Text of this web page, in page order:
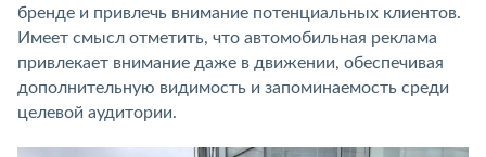
бренде и привлечь внимание потенциальных клиентов.
Имеет смысл отметить, что автомобильная реклама
привлекает внимание даже в движении, обеспечивая
дополнительную видимость и запоминаемость среди
целевой аудитории.